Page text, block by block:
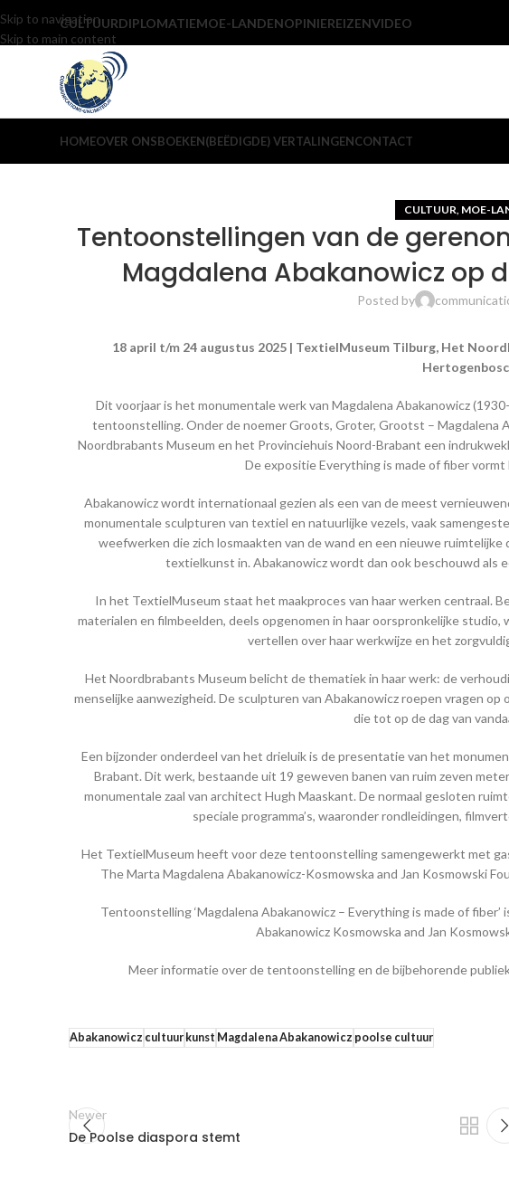
Skip to navigation
Skip to main content
CULTUURDIPLOMATIEMOE-LANDENOPINIEREIZENVIDEO
HOMEOVER ONSBOEKEN(BEËDIGDE) VERTALINGENCONTACT
CULTUUR MOE-
Tentoonstellingen van de
Magdalena Abakanowicz op
Posted by
18 april t/m 24 augustus 2025 | TextielMuseum Tilburg, Het
Dit voorjaar is het monumentale werk van Magdalena Abakanowicz
tentoonstelling. Onder de noemer Groots, Groter, Grootst – Magdalena
Noordbrabants Museum en het Provinciehuis Noord-Brabant een
De expositie Everything is made of fiber
Abakanowicz wordt internationaal gezien als een van de meest
monumentale sculpturen van textiel en natuurlijke vezels, vaak
weefwerken die zich losmaakten van de wand en een nieuwe
textielkunst in. Abakanowicz wordt dan ook beschouwd als
In het TextielMuseum staat het maakproces van haar werken centraal.
materialen en filmbeelden, deels opgenomen in haar oorspronkelijke
vertellen over haar werkwijze en het
Het Noordbrabants Museum belicht de thematiek in haar werk: de
menselijke aanwezigheid. De sculpturen van Abakanowicz roepen vragen
die tot op de dag van
Een bijzonder onderdeel van het drieluik is de presentatie van het
Brabant. Dit werk, bestaande uit 19 geweven banen van ruim zeven
monumentale zaal van architect Hugh Maaskant. De normaal gesloten
speciale programma’s, waaronder rondleidingen,
Het TextielMuseum heeft voor deze tentoonstelling samengewerkt met
The Marta Magdalena Abakanowicz-Kosmowska and Jan Kosmowski
Tentoonstelling ‘Magdalena Abakanowicz – Everything is made of
Abakanowicz Kosmowska and Jan
Meer informatie over de tentoonstelling en de bijbehorende
Abakanowicz cultuurkunst Magdalena Abakanowicz poolse cultuur
Newer
De Poolse diaspora stemt